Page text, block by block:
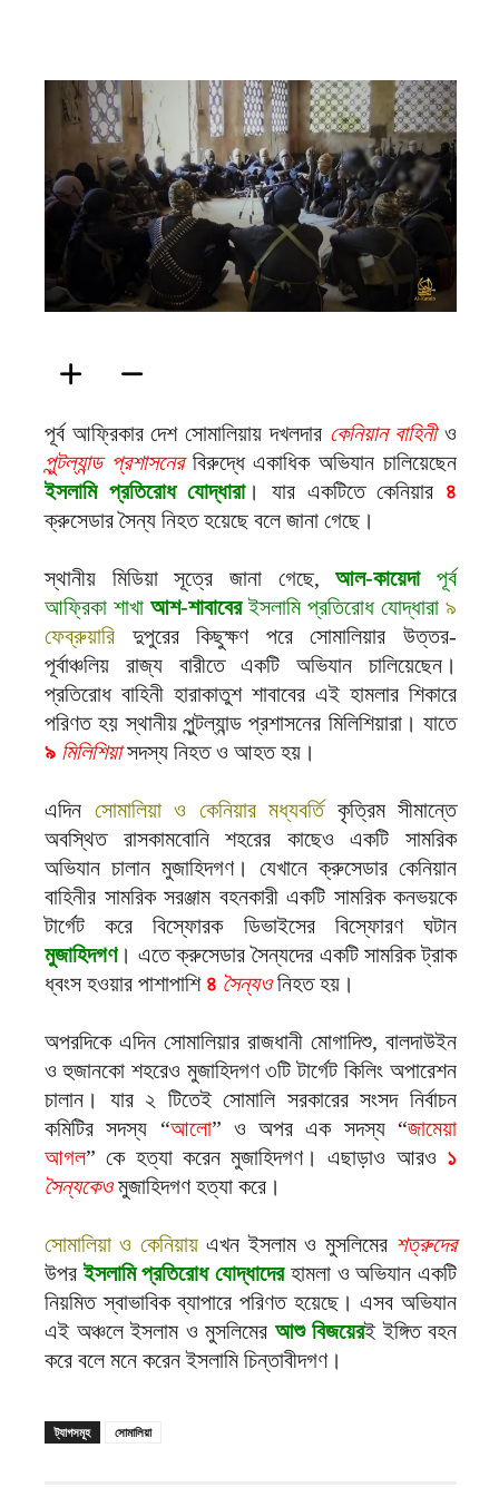
পূর্ব আফ্রিকার দেশ সোমালিয়ায় দখলদার কেনিয়ান বাহিনীও
পুন্টল্যান্ড প্রশাসনেরবিরুদ্ধে একাধিক অভিযান চালিয়েছেন
ইসলামি প্রতিরোধ যোদ্ধারা। যার একটিতে কেনিয়ার ৪
ক্রুসেডার সৈন্য নিহত হয়েছে বলে জানা গেছে।
স্থানীয় মিডিয়া সূত্রে জানা গেছে,আল-কায়েদাপূর্ব
আফ্রিকা শাখা আশ-শাবাবেরইসলামি প্রতিরোধ যোদ্ধারা ৯
ফেব্রুয়ারি দুপুরের কিছুক্ষণ পরে সোমালিয়ার উত্তর-
পূর্বাঞ্চলিয় রাজ্য বারীতে একটি অভিযান চালিয়েছেন।
প্রতিরোধ বাহিনী হারাকাতুশ শাবাবের এই হামলার শিকারে
পরিণত হয় স্থানীয় পুন্টল্যান্ড প্রশাসনের মিলিশিয়ারা। যাতে
৯ মিলিশিয়াসদস্য নিহত ও আহত হয়।
এদিন সোমালিয়া ও কেনিয়ার মধ্যবর্তিকৃত্রিম সীমান্তে
অবস্থিত রাসকামবোনি শহরের কাছেও একটি সামরিক
অভিযান চালান মুজাহিদগণ। যেখানে ক্রুসেডার কেনিয়ান
বাহিনীর সামরিক সরঞ্জাম বহনকারী একটি সামরিক কনভয়কে
টার্গেট করে বিস্ফোরক ডিভাইসের বিস্ফোরণ ঘটান
মুজাহিদগণ। এতে ক্রুসেডার সৈন্যদের একটি সামরিক ট্রাক
ধ্বংস হওয়ার পাশাপাশি ৪ সৈন্যওনিহত হয়।
অপরদিকে এদিন সোমালিয়ার রাজধানী মোগাদিশু, বালদাউইন
ও হুজানকো শহরেও মুজাহিদগণ ৩টি টার্গেট কিলিং অপারেশন
চালান। যার ২ টিতেই সোমালি সরকারের সংসদ নির্বাচন
কমিটির সদস্য “আলো” ও অপর এক সদস্য “জামেয়া
আগল” কে হত্যা করেন মুজাহিদগণ। এছাড়াও আরও ১
সৈন্যকেওমুজাহিদগণ হত্যা করে।
সোমালিয়া ও কেনিয়ায়এখন ইসলাম ও মুসলিমের শত্রুদের
উপরইসলামি প্রতিরোধ যোদ্ধাদেরহামলা ও অভিযান একটি
নিয়মিত স্বাভাবিক ব্যাপারে পরিণত হয়েছে। এসব অভিযান
এই অঞ্চলে ইসলাম ও মুসলিমের আশু বিজয়েরই ইঙ্গিত বহন
করে বলে মনে করেন ইসলামি চিন্তাবীদগণ।
ট্যাগসমূহ সোমালিয়া